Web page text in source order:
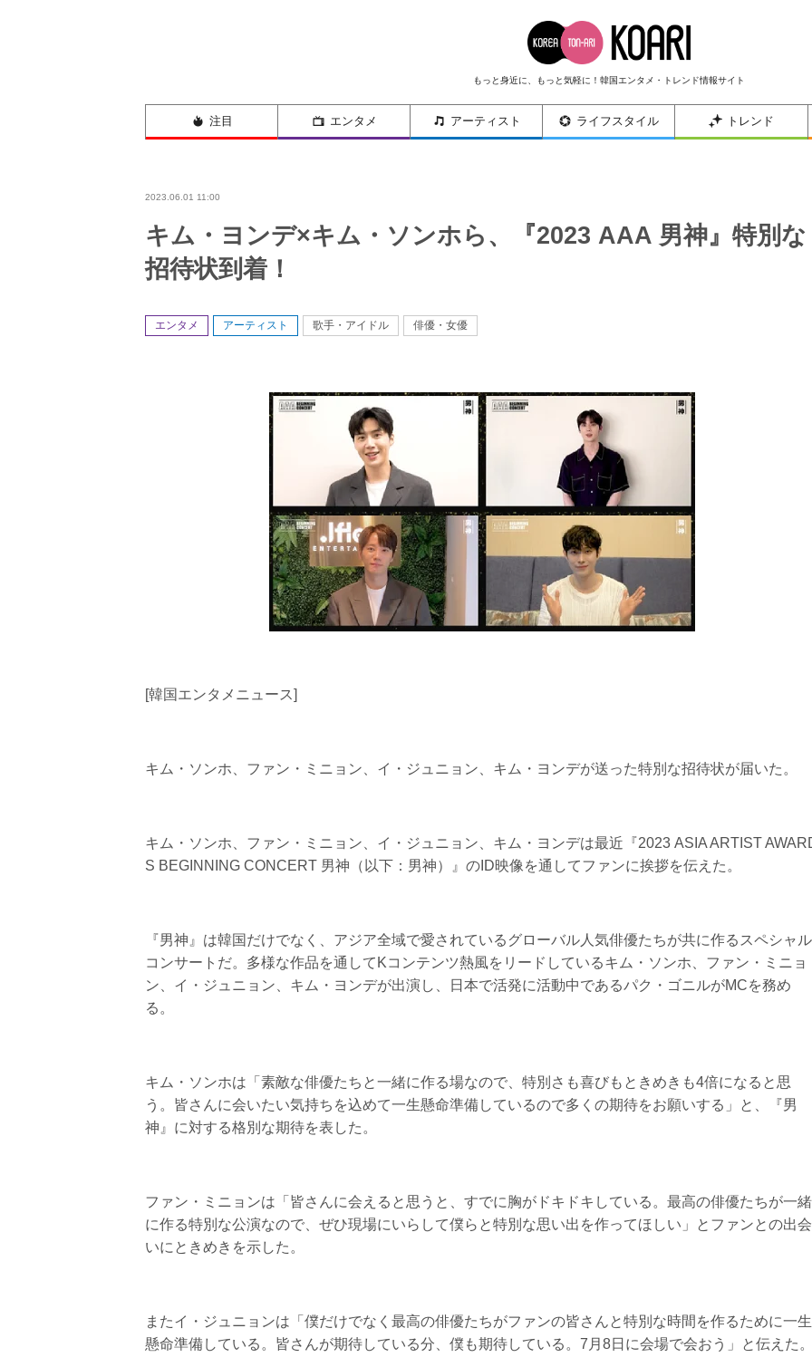
もっと身近に、もっと気軽に！韓国エンタメ・トレンド情報サイト
注目 エンタメ アーティスト ライフスタイル トレンド
2023.06.01 11:00
キム・ヨンデ×キム・ソンホら、『2023 AAA 男神』特別な
招待状到着！
エンタメ アーティスト 歌手・アイドル 俳優・女優
[韓国エンタメニュース]
キム・ソンホ、ファン・ミニョン、イ・ジュニョン、キム・ヨンデが送った特別な招待状が届いた。
キム・ソンホ、ファン・ミニョン、イ・ジュニョン、キム・ヨンデは最近『2023 ASIA ARTIST
S BEGINNING CONCERT 男神（以下：男神）』のID映像を通してファンに挨拶を伝えた。
『男神』は韓国だけでなく、アジア全域で愛されているグローバル人気俳優たちが共に作るスペシャル
コンサートだ。多様な作品を通してKコンテンツ熱風をリードしているキム・ソンホ、ファン・ミニョ
ン、イ・ジュニョン、キム・ヨンデが出演し、日本で活発に活動中であるパク・ゴニルがMCを務め
る。
キム・ソンホは「素敵な俳優たちと一緒に作る場なので、特別さも喜びもときめきも4倍になると思
う。皆さんに会いたい気持ちを込めて一生懸命準備しているので多くの期待をお願いする」と、『男
神』に対する格別な期待を表した。
ファン・ミニョンは「皆さんに会えると思うと、すでに胸がドキドキしている。最高の俳優たちが一緒
に作る特別な公演なので、ぜひ現場にいらして僕らと特別な思い出を作ってほしい」とファンとの出会
いにときめきを示した。
またイ・ジュニョンは「僕だけでなく最高の俳優たちがファンの皆さんと特別な時間を作るために一生
懸命準備している。皆さんが期待している分、僕も期待している。7月8日に会場で会おう」と伝えた